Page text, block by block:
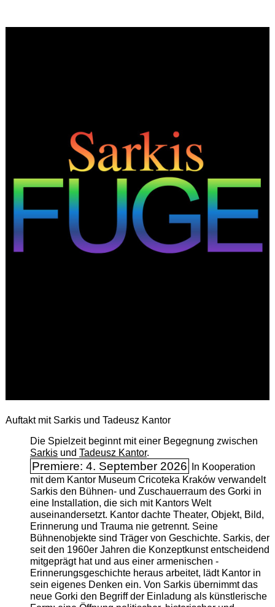
Auftakt mit Sarkis und Tadeusz Kantor
Die Spielzeit beginnt mit einer Begegnung zwischen
Sarkisund Tadeusz Kantor.
Premiere: 4. September 2026
In Kooperation
mit dem Kantor Museum Cricoteka Kraków verwandelt
Sarkis den Bühnen- und Zuschauerraum des Gorki in
eine Installation, die sich mit Kantors Welt
auseinandersetzt. Kantor dachte Theater, Objekt, Bild,
Erinnerung und Trauma nie getrennt. Seine
Bühnenobjekte sind Träger von Geschichte. Sarkis, der
seit den 1960er Jahren die Konzeptkunst entscheidend
mitgeprägt hat und aus einer armenischen ­
Erinnerungsgeschichte heraus arbeitet, lädt Kantor in
sein eigenes Denken ein. Von Sarkis übernimmt das
neue Gorki den Begriff der Einladung als künstlerische